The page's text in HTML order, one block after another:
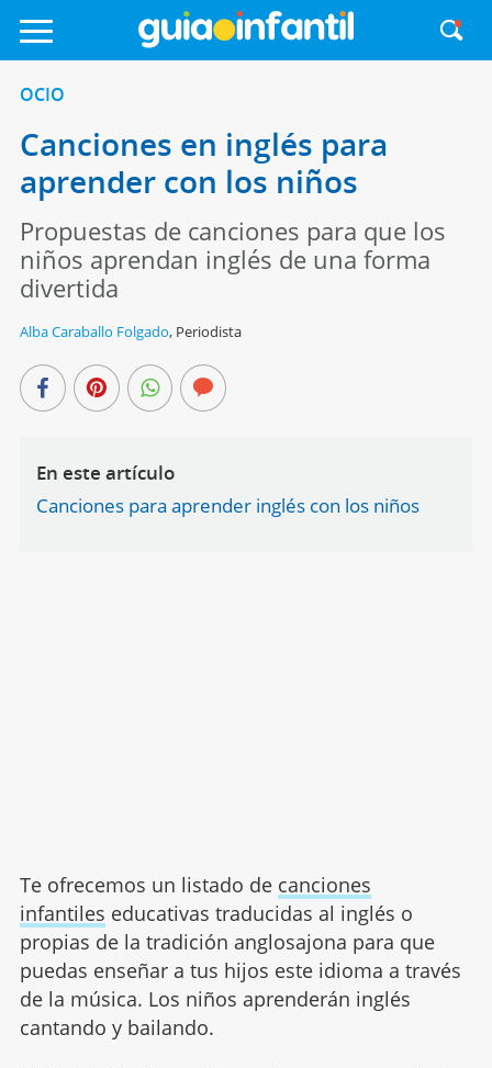
OCIO
Canciones en inglés para
aprender con los niños
Propuestas de canciones para que los
niños aprendan inglés de una forma
divertida
Alba Caraballo Folgado, Periodista
En este artículo
Canciones para aprender inglés con los niños
Te ofrecemos un listado de canciones
infantiles educativas traducidas al inglés o
propias de la tradición anglosajona para que
puedas enseñar a tus hijos este idioma a través
de la música. Los niños aprenderán inglés
cantando y bailando.